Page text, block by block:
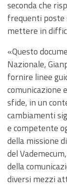
seconda che
frequenti poste
mettere in
«Questo
Nazionale,
fornire linee
comunicazione
sfide, in un
cambiamenti
e competente
della missione
del
della
diversi mezzi